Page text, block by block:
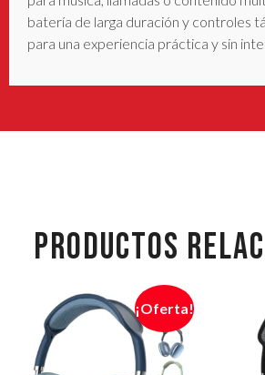
batería de larga duración y controles
para una experiencia práctica y sin
PRODUCTOS
¡Oferta!